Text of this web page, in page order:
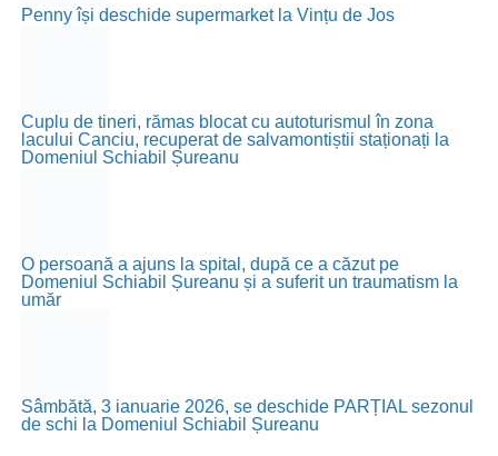
Penny își deschide supermarket la Vințu de Jos
Cuplu de tineri, rămas blocat cu autoturismul în zona
lacului Canciu, recuperat de salvamontiștii staționați la
Domeniul Schiabil Șureanu
O persoană a ajuns la spital, după ce a căzut pe
Domeniul Schiabil Șureanu și a suferit un traumatism la
umăr
Sâmbătă, 3 ianuarie 2026, se deschide PARȚIAL sezonul
de schi la Domeniul Schiabil Șureanu